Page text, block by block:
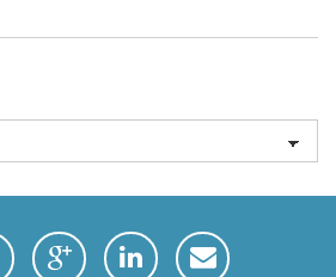
googlepluslinkedinemail